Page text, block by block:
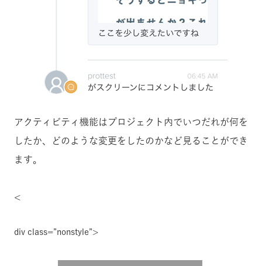
アクティビティ機能はプロジェクト内でいつだれが何を
したか、どのような変更をしたのかなど見ることができ
ます。
<
div class=”nonstyle”>